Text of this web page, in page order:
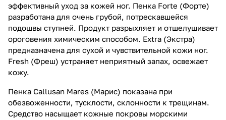
эффективный уход за кожей ног. Пенка Forte (Форте)
разработана для очень грубой, потрескавшейся
подошвы ступней. Продукт разрыхляет и отшелушивает
ороговения химическим способом. Extra (Экстра)
предназначена для сухой и чувствительной кожи ног.
Fresh (Фреш) устраняет неприятный запах, освежает
кожу.
Пенка Callusan Mares (Марис) показана при
обезвоженности, тусклости, склонности к трещинам.
Средство насыщает кожные покровы морскими